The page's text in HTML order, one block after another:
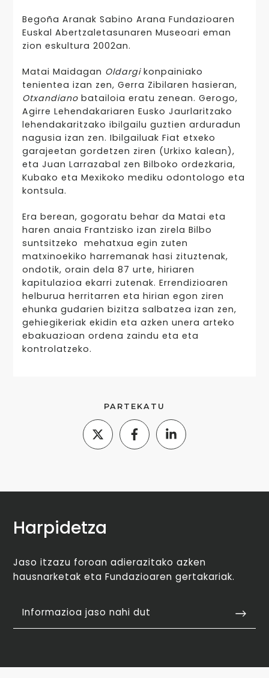
Begoña Aranak Sabino Arana Fundazioaren
Euskal Abertzaletasunaren Museoari eman
zion eskultura 2002an.
Matai Maidagan Oldargikonpainiako
tenientea izan zen, Gerra Zibilaren hasieran,
Otxandianobatailoia eratu zenean. Gerogo,
Agirre Lehendakariaren Eusko Jaurlaritzako
lehendakaritzako ibilgailu guztien arduradun
nagusia izan zen. Ibilgailuak Fiat etxeko
garajeetan gordetzen ziren (Urkixo kalean),
eta Juan Larrazabal zen Bilboko ordezkaria,
Kubako eta Mexikoko mediku odontologo eta
kontsula.
Era berean, gogoratu behar da Matai eta
haren anaia Frantzisko izan zirela Bilbo
suntsitzeko mehatxua egin zuten
matxinoekiko harremanak hasi zituztenak,
ondotik, orain dela 87 urte, hiriaren
kapitulazioa ekarri zutenak. Errendizioaren
helburua herritarren eta hirian egon ziren
ehunka gudarien bizitza salbatzea izan zen,
gehiegikeriak ekidin eta azken unera arteko
ebakuazioan ordena zaindu eta eta
kontrolatzeko.
PARTEKATU
Harpidetza
Jaso itzazu foroan adierazitako azken
hausnarketak eta Fundazioaren gertakariak.
Informazioa jaso nahi dut